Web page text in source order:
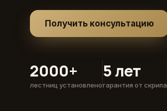
Получить консультацию
2000+
лестниц установлено
5 лет
гарантия от скрипа